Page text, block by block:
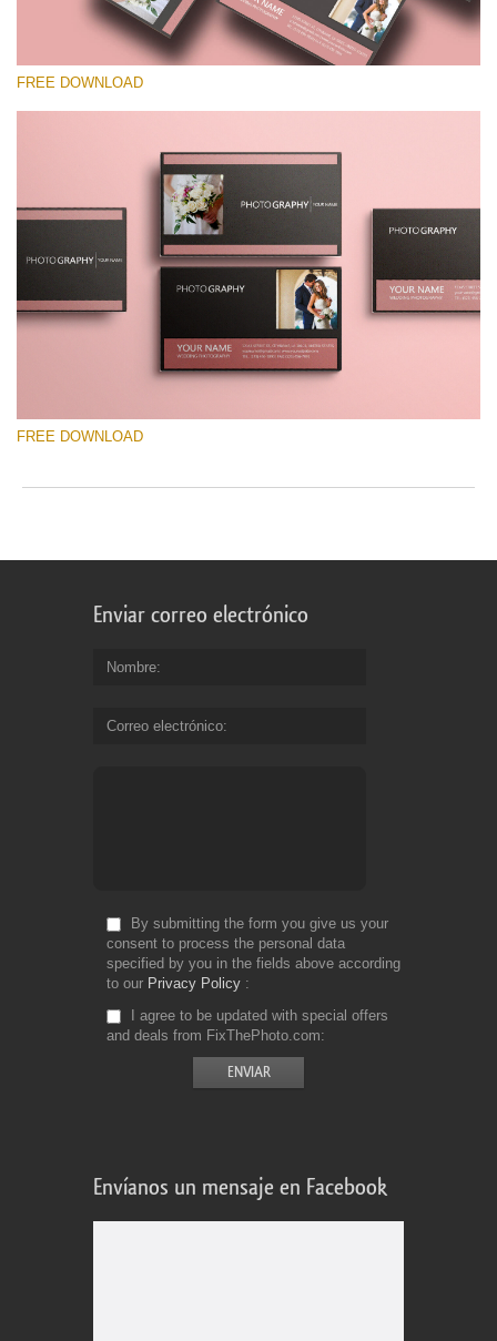
Por favor seleccione
Free Template #53
Senior Price List
Descarga gratis
FREE DOWNLOAD
FREE DOWNLOAD
Enviar correo electrónico
Nombre
Correo electrónico
By submitting the form you give us your
consent to process the personal data
specified by you in the fields above according
to our Privacy Policy
I agree to be updated with special offers
and deals from FixThePhoto.com
Envíanos un mensaje en Facebook